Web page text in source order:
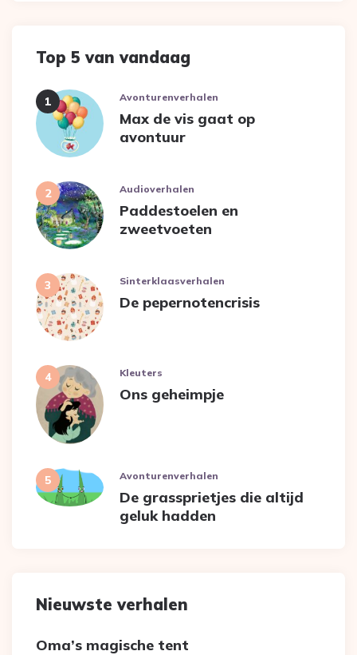
Top 5 van vandaag
Avonturenverhalen
Max de vis gaat op
avontuur
Audioverhalen
Paddestoelen en
zweetvoeten
Sinterklaasverhalen
De pepernotencrisis
Kleuters
Ons geheimpje
Avonturenverhalen
De grassprietjes die altijd
geluk hadden
Nieuwste verhalen
Oma’s magische tent